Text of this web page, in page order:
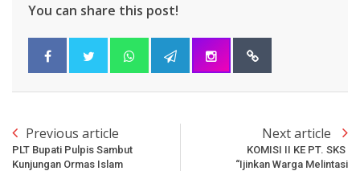
You can share this post!
Previous article
PLT Bupati Pulpis Sambut
Kunjungan Ormas Islam
Next article
KOMISI II KE PT. SKS
“Ijinkan Warga Melintasi